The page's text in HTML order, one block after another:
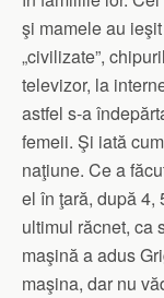
şi mamele au
„civilizate”,
televizor, la
astfel s-a
femeii. Şi iată
naţiune. Ce a
el în ţară, după 4,
ultimul răcnet, ca
maşină a adus
maşina, dar nu